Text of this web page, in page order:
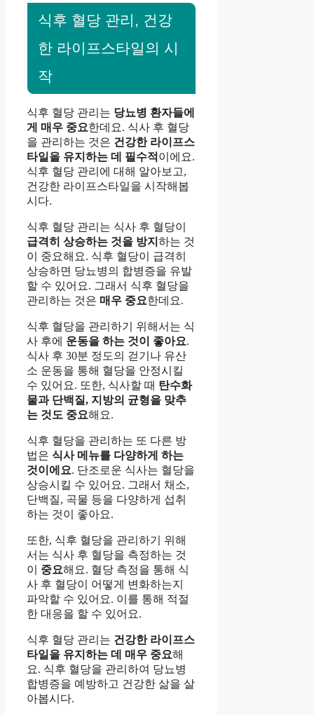
식후 혈당 관리, 건강
한 라이프스타일의 시
작
식후 혈당 관리는 당뇨병 환자들에
게 매우 중요한데요. 식사 후 혈당
을 관리하는 것은 건강한 라이프스
타일을 유지하는 데 필수적 이에요.
식후 혈당 관리에 대해 알아보고,
건강한 라이프스타일을 시작해봅
시다.
식후 혈당 관리는 식사 후 혈당이
급격히 상승하는 것을 방지 하는 것
이 중요해요. 식후 혈당이 급격히
상승하면 당뇨병의 합병증을 유발
할 수 있어요. 그래서 식후 혈당을
관리하는 것은 매우 중요한데요.
식후 혈당을 관리하기 위해서는 식
사 후에 운동을 하는 것이 좋아요.
식사 후 30분 정도의 걷기나 유산
소 운동을 통해 혈당을 안정시킬
수 있어요. 또한, 식사할 때 탄수화
물과 단백질, 지방의 균형을 맞추
는 것도 중요해요.
식후 혈당을 관리하는 또 다른 방
법은 식사 메뉴를 다양하게 하는
것이에요. 단조로운 식사는 혈당을
상승시킬 수 있어요. 그래서 채소,
단백질, 곡물 등을 다양하게 섭취
하는 것이 좋아요.
또한, 식후 혈당을 관리하기 위해
서는 식사 후 혈당을 측정하는 것
이 중요해요. 혈당 측정을 통해 식
사 후 혈당이 어떻게 변화하는지
파악할 수 있어요. 이를 통해 적절
한 대응을 할 수 있어요.
식후 혈당 관리는 건강한 라이프스
타일을 유지하는 데 매우 중요해
요. 식후 혈당을 관리하여 당뇨병
합병증을 예방하고 건강한 삶을 살
아봅시다.